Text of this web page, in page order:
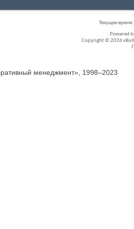
Текущее время:
Powered
Copyright © 2026
менеджмент», 1998–2023